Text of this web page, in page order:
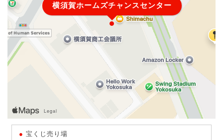
横須賀ホームズチャンスセンター
宝くじ売り場